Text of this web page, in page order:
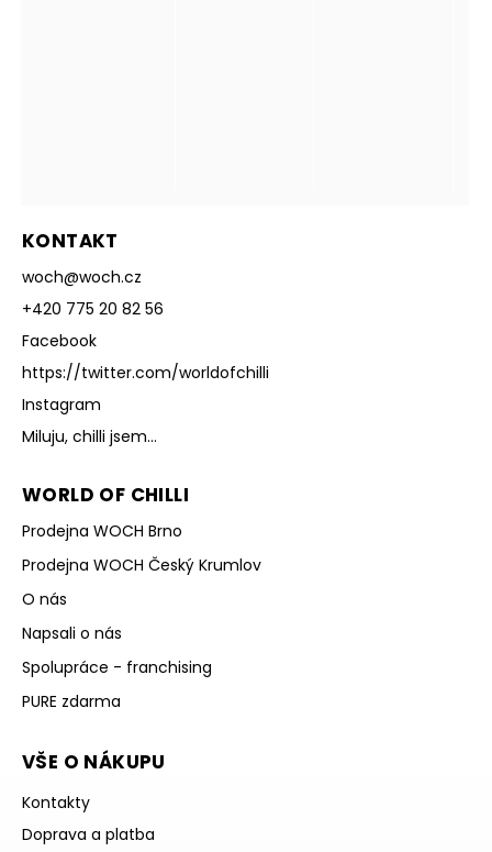
KONTAKT
woch@woch.cz
+420 775 20 82 56
Facebook
https://twitter.com/worldofchilli
Instagram
Miluju, chilli jsem...
WORLD OF CHILLI
Prodejna WOCH Brno
Prodejna WOCH Český Krumlov
O nás
Napsali o nás
Spolupráce - franchising
PURE zdarma
VŠE O NÁKUPU
Kontakty
Doprava a platba